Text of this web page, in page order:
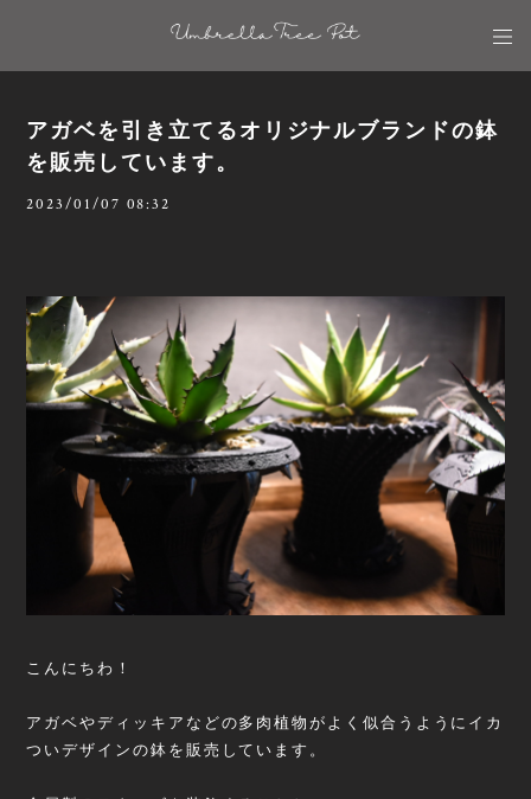
アガベを引き立てるオリジナルブランドの鉢
を販売しています。
2023/01/07 08:32
こんにちわ！
アガベやディッキアなどの多肉植物がよく似合うようにイカ
ついデザインの鉢を販売しています。